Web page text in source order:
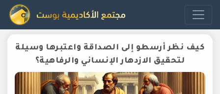
كيف نظر أرسطو إلى الصداقة واعتبرها وسيلة
لتحقيق الازدهار الإنساني والرفاهية؟